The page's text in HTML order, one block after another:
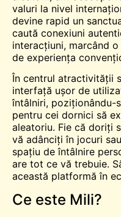
valuri la nivel
devine rapid un
caută conexiuni
interacțiuni, marcând
de experiența
În centrul atractivității
interfață ușor de
întâlniri, poziționându-
pentru cei dornici să
aleatoriu. Fie că doriți
vă adânciți în jocuri
spațiu deîntâlnire
are tot ce vă trebuie.
această platformă în
Ce este Mili?